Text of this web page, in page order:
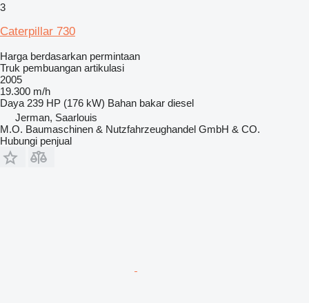
3
Caterpillar 730
Harga berdasarkan permintaan
Truk pembuangan artikulasi
2005
19.300 m/h
Daya 239 HP (176 kW) Bahan bakar diesel
Jerman, Saarlouis
M.O. Baumaschinen & Nutzfahrzeughandel GmbH & CO.
Hubungi penjual